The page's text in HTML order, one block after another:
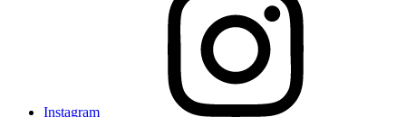
Instagram